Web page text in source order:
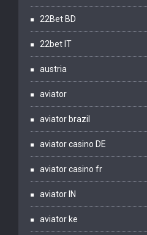
22Bet BD
22bet IT
austria
aviator
aviator brazil
aviator casino DE
aviator casino fr
aviator IN
aviator ke